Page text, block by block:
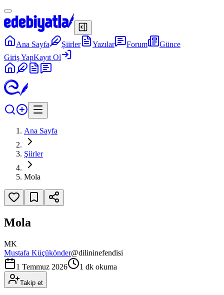
Ana Sayfa Şiirler Yazılar Forum
Günce
Giriş YapKayıt Ol
Ana Sayfa
Şiirler
Mola
Mola
MK
Mustafa Küçükönder@dilininefendisi
1 Temmuz 2026
1 dk okuma
Takip et